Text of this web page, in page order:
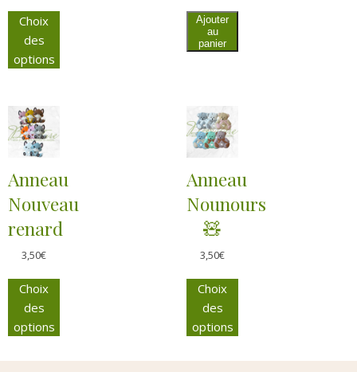
Choix
des
options
Ajouter
au
panier
Anneau
Nouveau
renard
3,50€
Choix
des
options
Anneau
Nounours
🧸
3,50€
Choix
des
options